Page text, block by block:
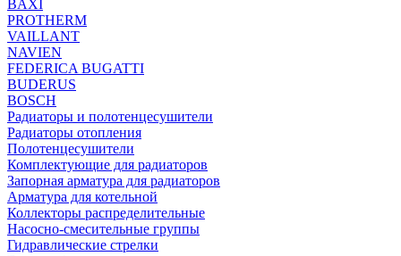
BAXI
PROTHERM
VAILLANT
NAVIEN
FEDERICA BUGATTI
BUDERUS
BOSCH
Радиаторы и полотенцесушители
Радиаторы отопления
Полотенцесушители
Комплектующие для радиаторов
Запорная арматура для радиаторов
Арматура для котельной
Коллекторы распределительные
Насосно-смесительные группы
Гидравлические стрелки